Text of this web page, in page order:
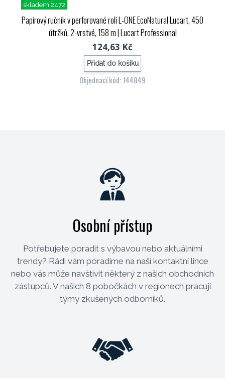
skladem 2472
Papírový ručník v perforované roli L-ONE EcoNatural Lucart, 450
útržků, 2-vrstvé, 158 m| Lucart Professional
124,63 Kč
Přidat do košíku
Objednací kód: 144849
Osobní přístup
Potřebujete poradit s výbavou nebo aktuálními
trendy? Rádi vám poradíme na naší kontaktní lince
nebo vás může navštívit některý z našich obchodních
zástupců. V našich 8 pobočkách v regionech pracují
týmy zkušených odborníků.